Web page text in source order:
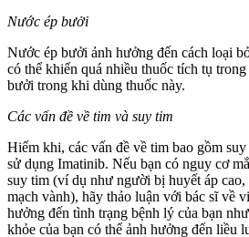
Nước ép bưởi
Nước ép bưởi ảnh hưởng đến cách loại
có thể khiến quá nhiều thuốc tích tụ
bưởi trong khi dùng thuốc này.
Các vấn đề về tim và suy tim
Hiếm khi, các vấn đề về tim bao gồm
sử dụng Imatinib. Nếu bạn có nguy cơ
suy tim (ví dụ như người bị huyết áp
mạch vành), hãy thảo luận với bác sĩ về
hưởng đến tình trạng bệnh lý của bạn
khỏe của bạn có thể ảnh hưởng đến liều